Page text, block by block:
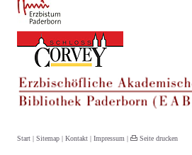
Start | Sitemap | Kontakt | Impressum | Seite drucken